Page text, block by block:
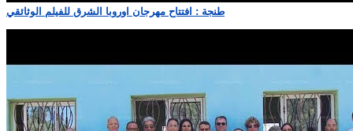
طنجة : افتتاح مهرجان اوروبا الشرق للفيلم الوثائقي